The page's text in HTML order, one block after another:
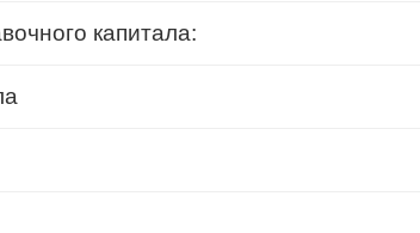
капитала: